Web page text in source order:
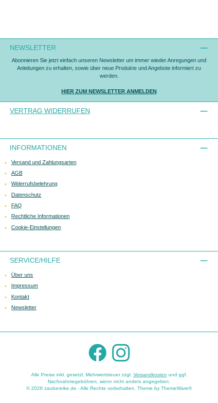
NEWSLETTER
Abonnieren Sie jetzt einfach unseren Newsletter um immer wieder Anregungen und
Anleitungen zu erhalten, sowie über neue Produkte und Angebote informiert zu
werden.
HIER ZUM NEWSLETTER ANMELDEN
VERTRAG WIDERRUFEN
INFORMATIONEN
Versand und Zahlungsarten
AGB
Widerrufsbelehrung
Datenschutz
FAQ
Rechtliche Informationen
Cookie-Einstellungen
SERVICE/HILFE
Über uns
Impressum
Kontakt
Newsletter
Facebook Instagram
Alle Preise inkl. gesetzl. Mehrwertsteuer zzgl. Versandkosten und ggf.
Nachnahmegebühren, wenn nicht anders angegeben.
© 2026 zaubereike.de - Alle Rechte vorbehalten. Theme by ThemeWare®